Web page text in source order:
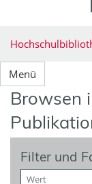
Menü
Browsen
Filter und